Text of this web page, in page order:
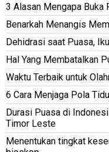
3 Alasan Mengapa Buka
Benarkah Menangis
Dehidrasi saat Puasa,
Hal Yang Membatalkan
Waktu Terbaik untuk
6 Cara Menjaga Pola
Durasi Puasa di
Timor Leste
Menentukan tingkat